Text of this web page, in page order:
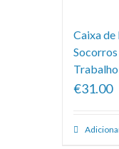
Caixa
Socorros
Trabalho
€31.00